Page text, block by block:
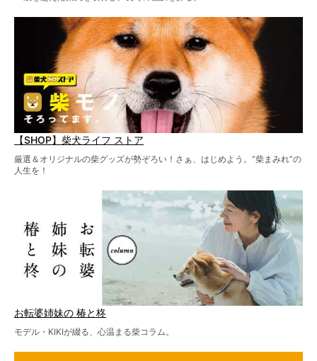
【SHOP】柴犬ライフ ストア
厳選＆オリジナルの柴グッズが勢ぞろい！さぁ、はじめよう。“柴まみれ”の
人生を！
お転婆姉妹の 椿と柊
モデル・KIKIが綴る、心温まる柴コラム。